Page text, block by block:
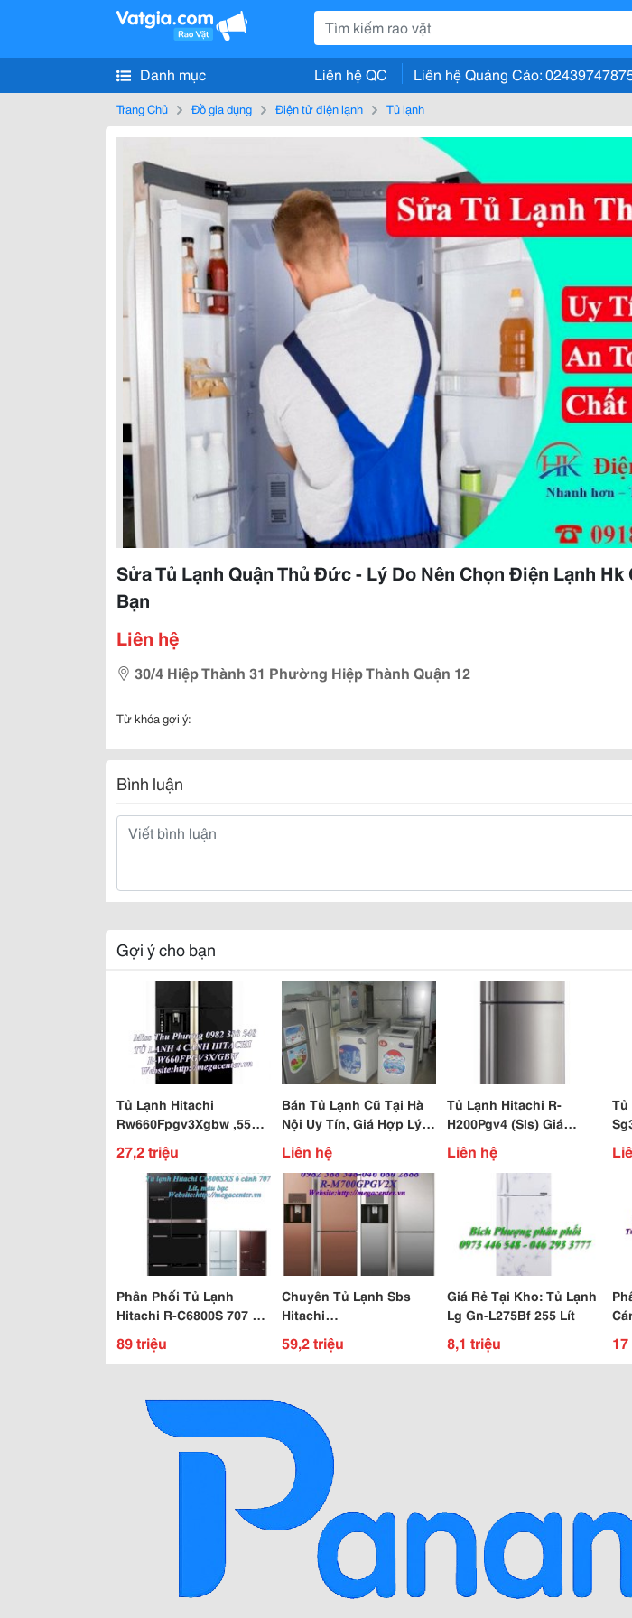
Danh mục Liên hệ QC Liên hệ Quảng Cáo:
Trang Chủ Đồ gia dụng Điện tử điện lạnh Tủ lạnh
Sửa Tủ Lạnh Quận Thủ Đức - Lý Do Nên Chọn Điện Lạnh
Bạn
Liên hệ
30/4 Hiệp Thành 31 Phường Hiệp Thành Quận 12
Từ khóa gợi ý:
Bình luận
Gợi ý cho bạn
Tủ Lạnh Hitachi
Rw660Fpgv3Xgbw ,550L,
4 Cánh, Bảo Hành 1 Năm
Chính Hãng
27,2 triệu
Bán Tủ Lạnh Cũ Tại Hà
Nội Uy Tín, Giá Hợp Lý,
Có Bảo Hành
Liên hệ
Tủ Lạnh Hitachi R-
H200Pgv4 (Sls) Giá
7.690.000Đ
Liên hệ
Tủ
Phân Phối Tủ Lạnh
Hitachi R-C6800S 707 Lít
Thương Hiệu Hàng Đầu
Đến Từ Nhật Bản.
89 triệu
Chuyên Tủ Lạnh Sbs
Hitachi
Rm700Gpgv2Xmir 584 Lít
Hàng Nhập Khẩu Thái
59,2 triệu
Giá Rẻ Tại Kho: Tủ Lạnh
Lg Gn-L275Bf 255 Lít
8,1 triệu